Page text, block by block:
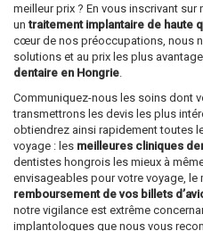
meilleur prix ? En vous inscrivant
untraitement implantaire de haute
cœur de nos préoccupations, nous
solutions et au prix les plus
dentaire en Hongrie
Communiquez-nous les soins dont
transmettrons les devis les plus
obtiendrez ainsi rapidement toutes
voyage : les meilleures cliniques
dentistes hongrois les mieux à
envisageables pour votre voyage, le
remboursement de vos billets
notre vigilance est extrême
implantologues que nous vous